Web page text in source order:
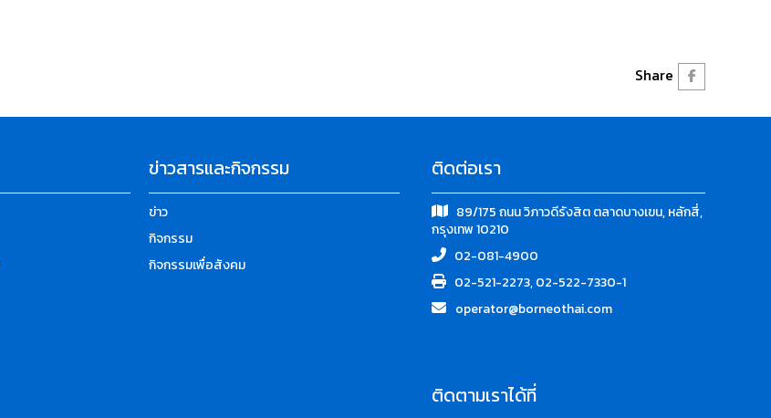
Share
ข่าวสารและกิจกรรม
ข่าว
กิจกรรม
กิจกรรมเพื่อสังคม
ติดต่อเรา
89/175 ถนน วิภาวดีรังสิต ตลาดบางเขน, หลักสี่,
กรุงเทพ 10210
02-081-4900
02-521-2273, 02-522-7330-1
operator@borneothai.com
ติดตามเราได้ที่